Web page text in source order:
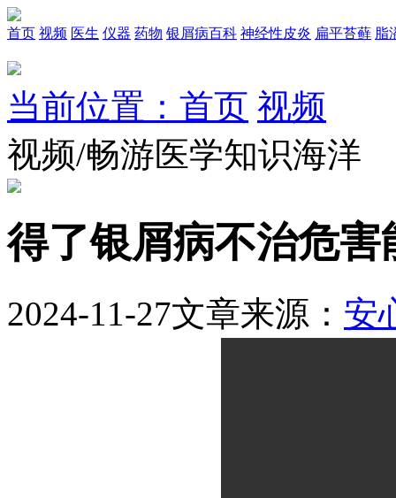
首页 视频 医生 仪器 药物 银屑病百科 神经性皮炎 扁平苔藓 脂
当前位置：首页 视频
视频/畅游医学知识海洋
得了银屑病不治危害
2024-11-27文章来源： 安